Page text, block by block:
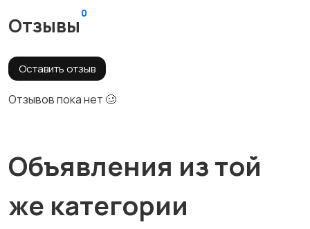
Отзывы
0
Оставить отзыв
Отзывов пока нет 🥴
Объявления из той
же категории